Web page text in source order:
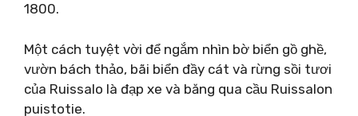
1800.
Một cách tuyệt vời để ngắm nhìn bờ biển gồ ghề,
vườn bách thảo, bãi biển đầy cát và rừng sồi tươi
của Ruissalo là đạp xe và băng qua cầu Ruissalon
puistotie.